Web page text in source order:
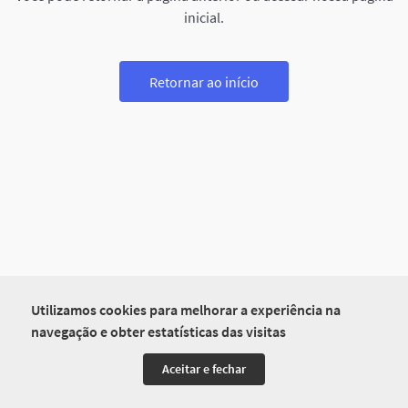
Utilizamos cookies para melhorar a experiência na
navegação e obter estatísticas das visitas
Aceitar e fechar
inicial.
Retornar ao início